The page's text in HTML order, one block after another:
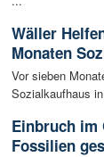
Wäller
Monaten
Vor sieben
Sozialkaufhaus
Einbruch im
Fossilien